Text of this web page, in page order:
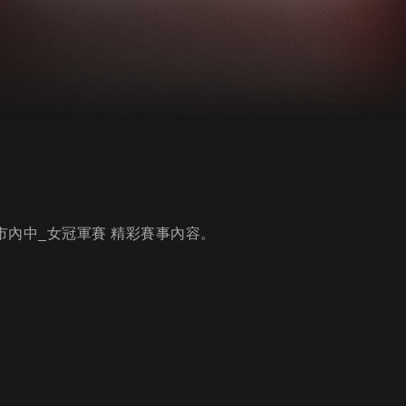
中_女冠軍賽 精彩賽事內容。